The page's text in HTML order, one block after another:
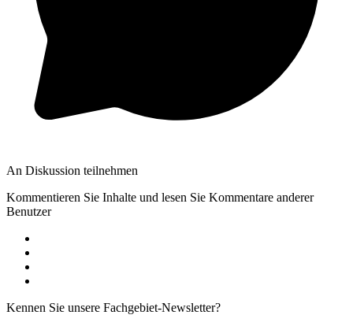
An Diskussion teilnehmen
Kommentieren Sie Inhalte und lesen Sie Kommentare anderer
Benutzer
Kennen Sie unsere Fachgebiet-Newsletter?